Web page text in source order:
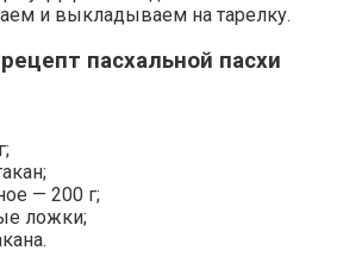
и выкладываем на тарелку.
пасхальной пасхи
— 200 г;
ложки;